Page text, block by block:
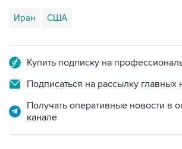
Подписаться на рассылку главных
Получать оперативные новости в